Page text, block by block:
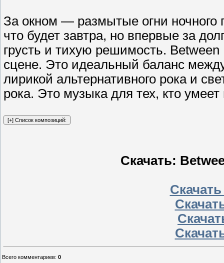
За окном — размытые огни ночного
что будет завтра, но впервые за
грусть и тихую решимость.
сцене. Это идеальный баланс
лирикой альтернативного рока и
рока. Это музыка для тех, кто
Скачать:
Всего комментариев: 0